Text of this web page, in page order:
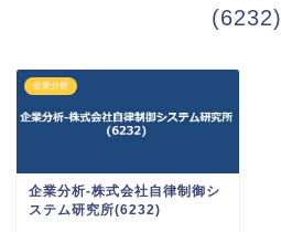
(6232)
企業分析
企業分析-株式会社自律制御シ
ステム研究所(6232)